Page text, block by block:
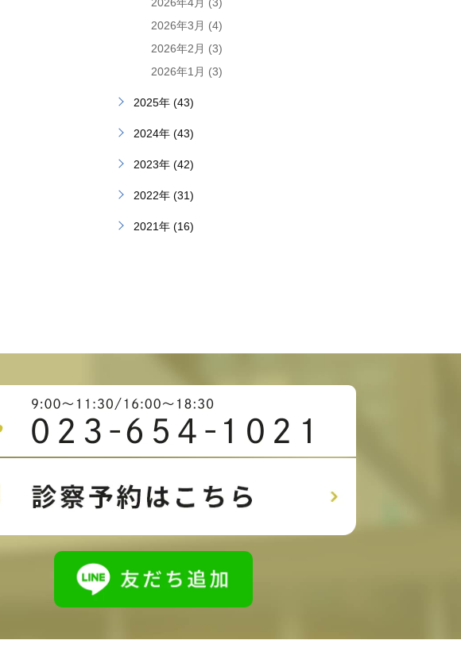
2026年3月 (4)
2026年2月 (3)
2026年1月 (3)
2025年 (43)
2024年 (43)
2023年 (42)
2022年 (31)
2021年 (16)